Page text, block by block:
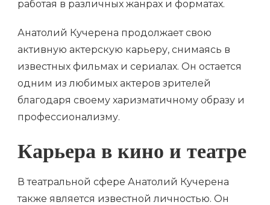
работая в различных жанрах и форматах.
Анатолий Кучерена продолжает свою
активную актерскую карьеру, снимаясь в
известных фильмах и сериалах. Он остается
одним из любимых актеров зрителей
благодаря своему харизматичному образу и
профессионализму.
Карьера в кино и театре
В театральной сфере Анатолий Кучерена
также является известной личностью. Он